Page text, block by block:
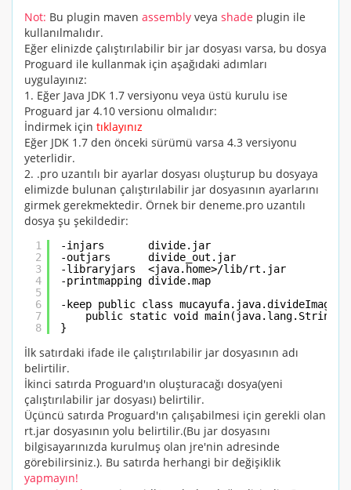
Not: Bu plugin maven assembly veya shade plugin ile
kullanılmalıdır.
Eğer elinizde çalıştırılabilir bir jar dosyası varsa, bu dosya
Proguard ile kullanmak için aşağıdaki adımları
uygulayınız:
1. Eğer Java JDK 1.7 versiyonu veya üstü kurulu ise
Proguard jar 4.10 versionu olmalıdır:
İndirmek için tıklayınız
Eğer JDK 1.7 den önceki sürümü varsa 4.3 versiyonu
yeterlidir.
2. .pro uzantılı bir ayarlar dosyası oluşturup bu dosyaya
elimizde bulunan çalıştırılabilir jar dosyasının ayarlarını
girmek gerekmektedir. Örnek bir deneme.pro uzantılı
dosya şu şekildedir:
1
2
3
4
5
6
7
8
-injars       divide.jar
-outjars      divide_out.jar
-libraryjars  <java.home>/lib/rt .jar
-printmapping divide.map
-keep public class
public static void
}
İlk satırdaki ifade ile çalıştırılabilir jar dosyasının adı
belirtilir.
İkinci satırda Proguard'ın oluşturacağı dosya(yeni
çalıştırılabilir jar dosyası) belirtilir.
Üçüncü satırda Proguard'ın çalışabilmesi için gerekli olan
rt.jar dosyasının yolu belirtilir.(Bu jar dosyasını
bilgisayarınızda kurulmuş olan jre'nin adresinde
görebilirsiniz.). Bu satırda herhangi bir değişiklik
yapmayın!